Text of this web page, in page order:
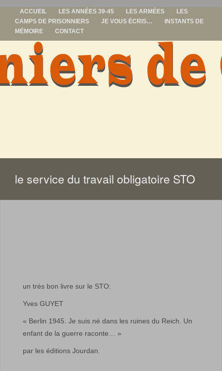
ACCUEIL LES ANNÉES 39-45 LES ARMÉES
LES
CAMPS DE PRISONNIERS
JE VOUS ÉCRIS…
INSTANTS DE
MÉMOIRE
CONTACT
prisonniers de
le service du travail obligatoire STO
un très bon livre sur le STO:
Yves GUYET
« Berlin 1945. Je suis né dans les ruines du Reich. Un
enfant de la guerre raconte… »
par les éditions Jourdan.